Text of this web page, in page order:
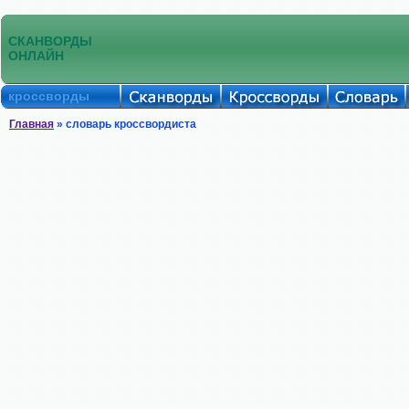
СКАНВОРДЫ
ОНЛАЙН
кроссворды
Главная » словарь кроссвордиста